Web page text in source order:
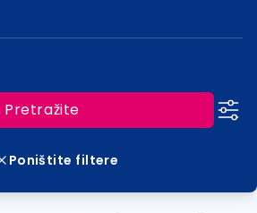
Pretražite
Poništite filtere